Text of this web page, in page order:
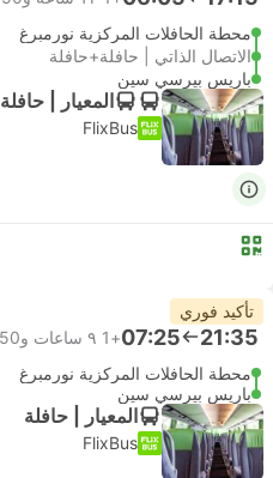
محطة الحافلات المركزية نورمبرغ
الاتصال الذاتي | حافلة+حافلة
باريس بيرسي سين
المعيار | حافلة
FlixBus
تأكيد فوري
21:35
07:25
+1
٩ ساعات و‫50 دقائق
محطة الحافلات المركزية نورمبرغ
باريس بيرسي سين
المعيار | حافلة
FlixBus